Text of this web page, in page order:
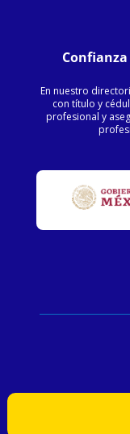
En nuestro
con título y
profesional y